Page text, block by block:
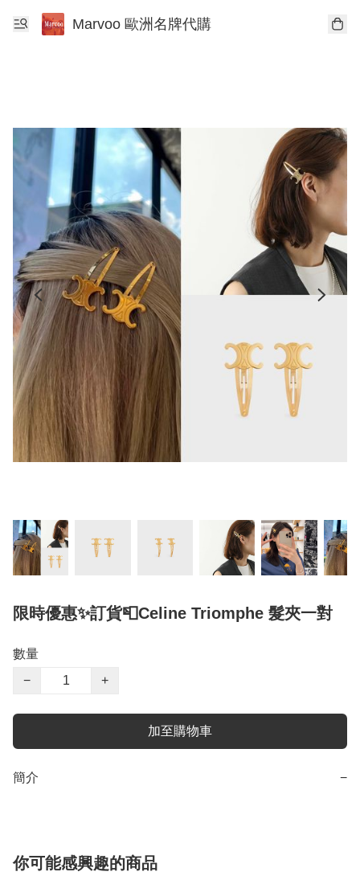
Marvoo 歐洲名牌代購
限時優惠✨訂貨📮Celine Triomphe 髮夾一對
數量
−
+
加至購物車
簡介 −
你可能感興趣的商品